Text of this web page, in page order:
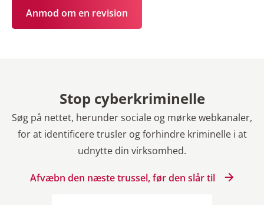
Anmod om en revision
Stop cyberkriminelle
Søg på nettet, herunder sociale og mørke webkanaler,
for at identificere trusler og forhindre kriminelle i at
udnytte din virksomhed.
Afvæbn den næste trussel, før den slår til